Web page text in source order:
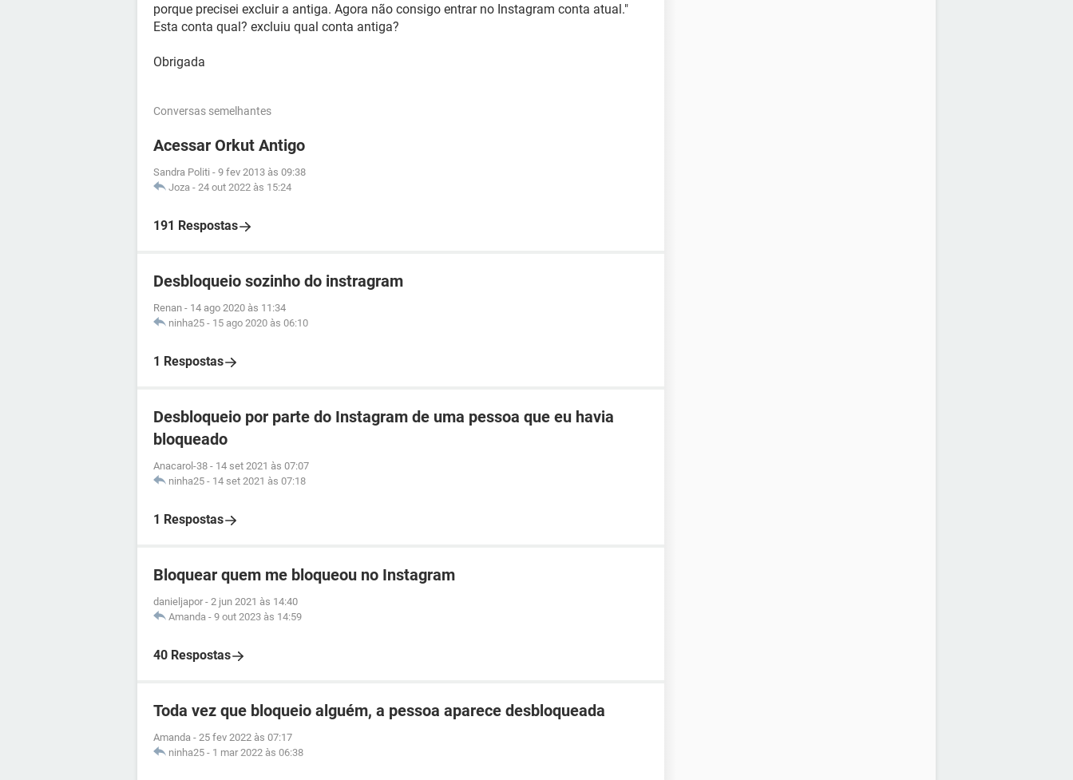
porque precisei excluir a antiga. Agora não consigo entrar no Instagram conta atual."
Esta conta qual? excluiu qual conta antiga?
Obrigada
Conversas semelhantes
Acessar Orkut Antigo
Sandra Politi - 9 fev 2013 às 09:38
Joza - 24 out 2022 às 15:24
191 Respostas
Desbloqueio sozinho do instragram
Renan - 14 ago 2020 às 11:34
ninha25 - 15 ago 2020 às 06:10
1 Respostas
Desbloqueio por parte do Instagram de uma pessoa que eu havia
bloqueado
Anacarol-38 - 14 set 2021 às 07:07
ninha25 - 14 set 2021 às 07:18
1 Respostas
Bloquear quem me bloqueou no Instagram
danieljapor - 2 jun 2021 às 14:40
Amanda - 9 out 2023 às 14:59
40 Respostas
Toda vez que bloqueio alguém, a pessoa aparece desbloqueada
Amanda - 25 fev 2022 às 07:17
ninha25 - 1 mar 2022 às 06:38